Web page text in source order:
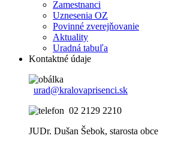
Zamestnanci
Uznesenia OZ
Povinné zverejňovanie
Aktuality
Uradná tabuľa
Kontaktné údaje
urad@kralovaprisenci.sk
02 2129 2210
JUDr. Dušan Šebok, starosta obce